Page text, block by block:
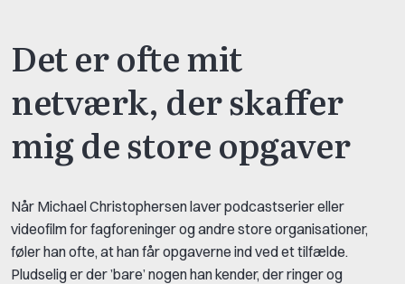
Det er ofte mit
netværk, der skaffer
mig de store opgaver
Når Michael Christophersen laver podcastserier eller
videofilm for fagforeninger og andre store organisationer,
føler han ofte, at han får opgaverne ind ved et tilfælde.
Pludselig er der ’bare’ nogen han kender, der ringer og